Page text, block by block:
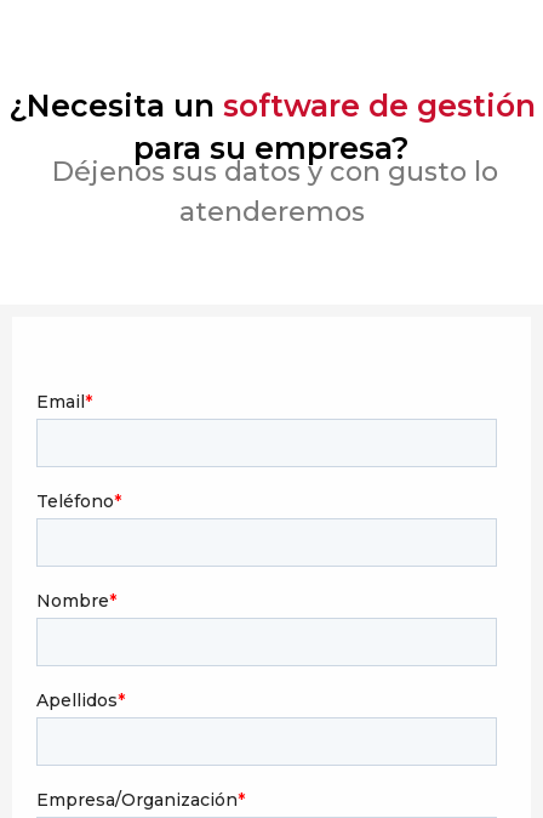
¿Necesita un software de gestión
para su empresa?
Déjenos sus datos y con gusto lo
atenderemos